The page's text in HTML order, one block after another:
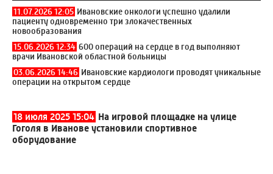
11.07.2026 12:05 Ивановские онкологи успешно удалили
пациенту одновременно три злокачественных
новообразования
15.06.2026 12:34 600 операций на сердце в год выполняют
врачи Ивановской областной больницы
03.06.2026 14:46 Ивановские кардиологи проводят уникальные
операции на открытом сердце
18 июля 2025 15:04 На игровой площадке на улице
Гоголя в Иванове установили спортивное
оборудование